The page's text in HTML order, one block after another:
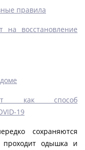
правила
на восстановление
как способ
19
сохраняются
одышка и